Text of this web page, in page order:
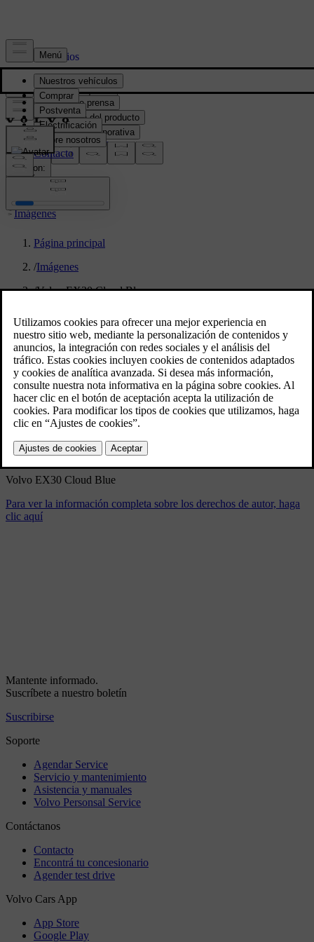
Prensa y Medios
Material de prensa
Información del producto
Información corporativa
Contacto de medios
location:
PY
Imágenes
Página principal
/Imágenes
/Volvo EX30 Cloud Blue
Volvo EX30 Cloud Blue
4/11/2024
Marcador
Compartir
Descargar
Volvo EX30 Cloud Blue
Para ver la información completa sobre los derechos de autor, haga
clic aquí